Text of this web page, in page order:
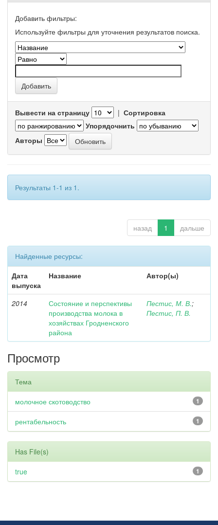
Добавить фильтры:
Используйте фильтры для уточнения результатов поиска.
Вывести на страницу | Сортировка
Упорядочнить
Авторы
Результаты 1-1 из 1.
назад 1 дальше
Найденные ресурсы:
Дата
выпуска
Название Автор(ы)
2014
Состояние и перспективы
производства молока в
хозяйствах Гродненского
района
Пестис, М. В.;
Пестис, П. В.
Просмотр
Тема
1
молочное скотоводство
1
рентабельность
Has File(s)
1
true